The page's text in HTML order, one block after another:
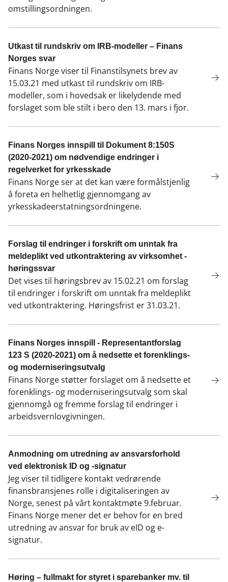
omstillingsordningen.
Utkast til rundskriv om IRB-modeller – Finans
Norges svar
Finans Norge viser til Finanstilsynets brev av
15.03.21 med utkast til rundskriv om IRB-
modeller, som i hovedsak er likelydende med
forslaget som ble stilt i bero den 13. mars i fjor.
Finans Norges innspill til Dokument 8:150S
(2020-2021) om nødvendige endringer i
regelverket for yrkesskade
Finans Norge ser at det kan være formålstjenlig
å foreta en helhetlig gjennomgang av
yrkesskadeerstatningsordningene.
Forslag til endringer i forskrift om unntak fra
meldeplikt ved utkontraktering av virksomhet -
høringssvar
Det vises til høringsbrev av 15.02.21 om forslag
til endringer i forskrift om unntak fra meldeplikt
ved utkontraktering. Høringsfrist er 31.03.21.
Finans Norges innspill - Representantforslag
123 S (2020-2021) om å nedsette et forenklings-
og moderniseringsutvalg
Finans Norge støtter forslaget om å nedsette et
forenklings- og moderniseringsutvalg som skal
gjennomgå og fremme forslag til endringer i
arbeidsvernlovgivningen.
Anmodning om utredning av ansvarsforhold
ved elektronisk ID og -signatur
Jeg viser til tidligere kontakt vedrørende
finansbransjenes rolle i digitaliseringen av
Norge, senest på vårt kontaktmøte 9.februar.
Finans Norge mener det er behov for en bred
utredning av ansvar for bruk av eID og e-
signatur.
Høring – fullmakt for styret i sparebanker mv. til